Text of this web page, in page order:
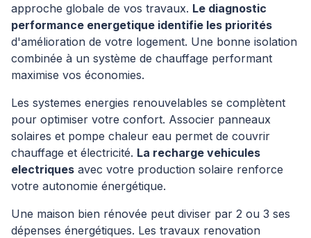
approche globale de vos travaux. Le diagnostic
performance energetique identifie les priorités
d'amélioration de votre logement. Une bonne isolation
combinée à un système de chauffage performant
maximise vos économies.
Les systemes energies renouvelables se complètent
pour optimiser votre confort. Associer panneaux
solaires et pompe chaleur eau permet de couvrir
chauffage et électricité. La recharge vehicules
electriques avec votre production solaire renforce
votre autonomie énergétique.
Une maison bien rénovée peut diviser par 2 ou 3 ses
dépenses énergétiques. Les travaux renovation